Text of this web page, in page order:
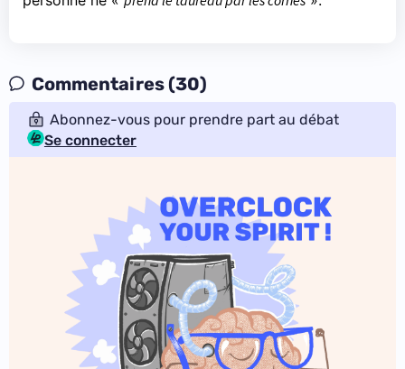
Commentaires (30)
Abonnez-vous pour prendre part au débat
Se connecter